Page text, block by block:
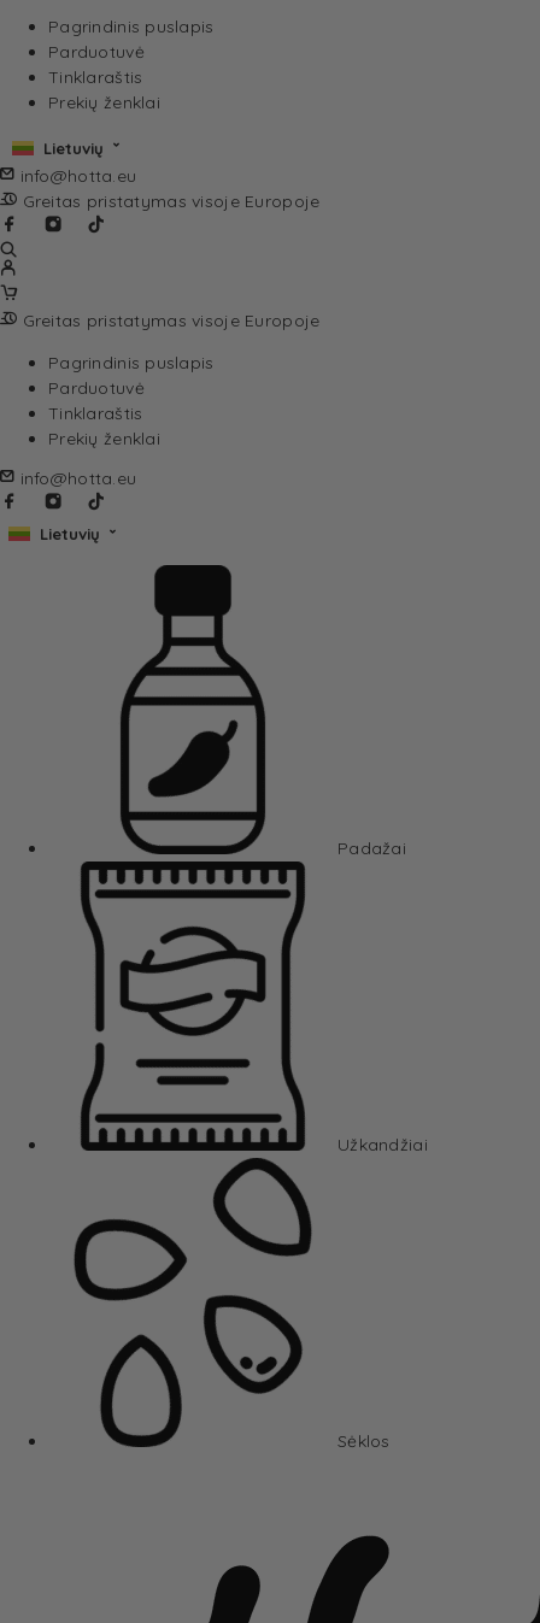
Pagrindinis puslapis
Parduotuvė
Tinklaraštis
Prekių ženklai
Lietuvių
info@hotta.eu
Greitas pristatymas visoje Europoje
Greitas pristatymas visoje Europoje
Pagrindinis puslapis
Parduotuvė
Tinklaraštis
Prekių ženklai
info@hotta.eu
Lietuvių
Padažai
Užkandžiai
Sėklos